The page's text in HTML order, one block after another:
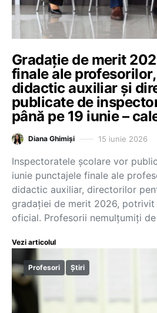
Gradație de merit
finale ale
didactic auxiliar și
publicate de
până pe 19 iunie –
Diana Ghimiși 15 iunie 2026
Inspectoratele școlare vor
iunie punctajele finale ale
didactic auxiliar, directorilor
gradației de merit 2026, potrivit
oficial. Profesorii nemulțumiți
Vezi articolul
Profesori Știri